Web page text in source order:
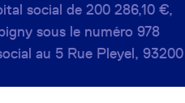
social de 200 286,10 €,
sous le numéro 978
au 5 Rue Pleyel, 93200